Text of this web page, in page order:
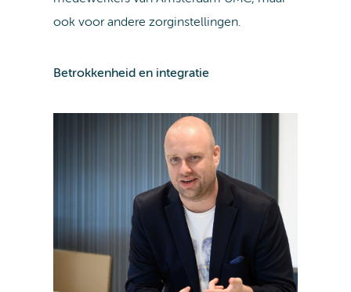
ook voor andere zorginstellingen.
Betrokkenheid en integratie